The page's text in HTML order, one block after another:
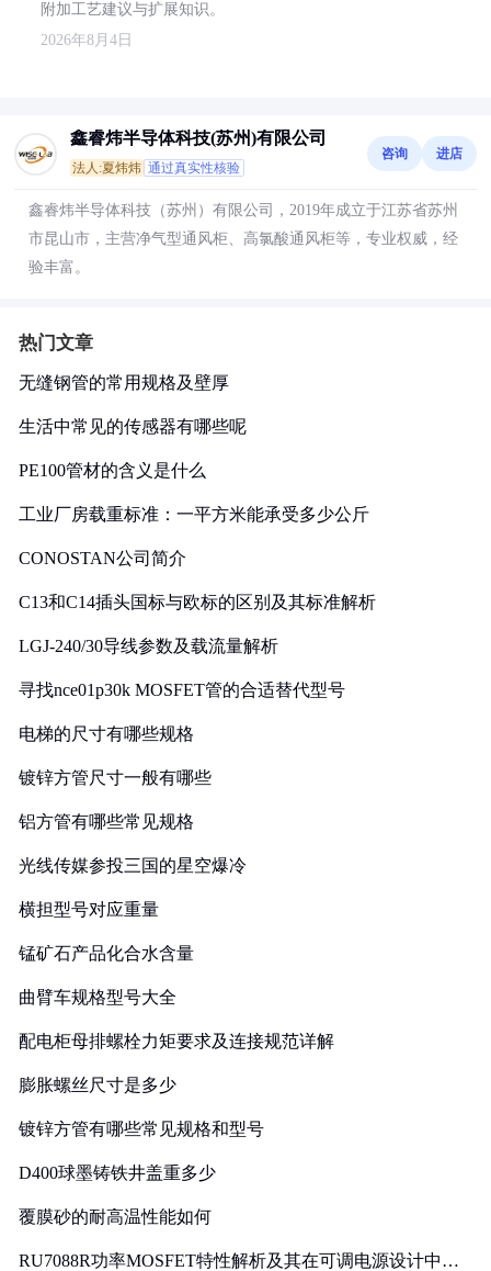
附加工艺建议与扩展知识。
2026年8月4日
鑫睿炜半导体科技(苏州)有限公司
法人:夏炜炜 通过真实性核验
咨询 进店
鑫睿炜半导体科技（苏州）有限公司，2019年成立于江苏省苏州
市昆山市，主营净气型通风柜、高氯酸通风柜等，专业权威，经
验丰富。
热门文章
无缝钢管的常用规格及壁厚
生活中常见的传感器有哪些呢
PE100管材的含义是什么
工业厂房载重标准：一平方米能承受多少公斤
CONOSTAN公司简介
C13和C14插头国标与欧标的区别及其标准解析
LGJ-240/30导线参数及载流量解析
寻找nce01p30k MOSFET管的合适替代型号
电梯的尺寸有哪些规格
镀锌方管尺寸一般有哪些
铝方管有哪些常见规格
光线传媒参投三国的星空爆冷
横担型号对应重量
锰矿石产品化合水含量
曲臂车规格型号大全
配电柜母排螺栓力矩要求及连接规范详解
膨胀螺丝尺寸是多少
镀锌方管有哪些常见规格和型号
D400球墨铸铁井盖重多少
覆膜砂的耐高温性能如何
RU7088R功率MOSFET特性解析及其在可调电源设计中的